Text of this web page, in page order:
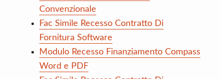
Convenzionale
Fac Simile Recesso Contratto Di
Fornitura Software
Modulo Recesso Finanziamento Compass
Word e PDF